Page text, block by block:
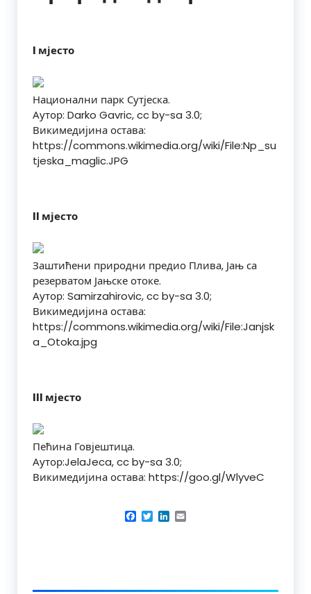
I мјесто
Национални парк Сутјеска.
Аутор: Darko Gavric, cc by-sa 3.0;
Викимедијина остава:
https://commons.wikimedia.org/wiki/File:Np_su
tjeska_maglic.JPG
II мјесто
Заштићени природни предио Плива, Јањ са
резерватом Јањске отоке.
Аутор: Samirzahirovic, cc by-sa 3.0;
Викимедијина остава:
https://commons.wikimedia.org/wiki/File:Janjsk
a_Otoka.jpg
III мјесто
Пећина Говјештица.
Аутор:JelaJeca, cc by-sa 3.0;
Викимедијина остава: https://goo.gl/WlyveC
Facebook
TwitterLinkedIn